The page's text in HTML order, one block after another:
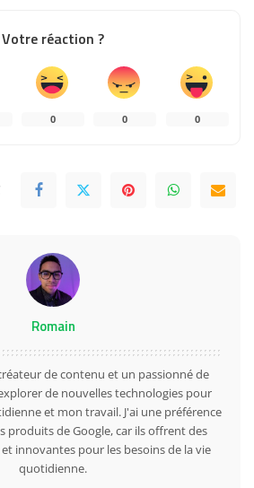
Votre réaction ?
0 0 0
Romain
de contenu et un passionné de
de nouvelles technologies pour
et mon travail. J'ai une préférence
produits de Google, car ils offrent des
innovantes pour les besoins de la vie
quotidienne.